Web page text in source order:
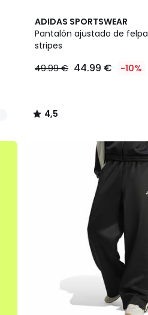
ADIDAS SPORTSWEAR
Pantalón ajustado de felpa
stripes
49.99 € 44.99 € -10%
4,5
/ 5
2
Colores
4,5
/